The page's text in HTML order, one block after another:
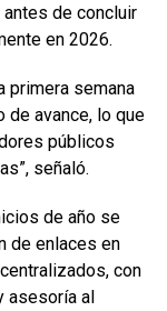
de concluir
en 2026.
primera semana
de avance, lo que
públicos
señaló.
de año se
de enlaces en
con
asesoría al